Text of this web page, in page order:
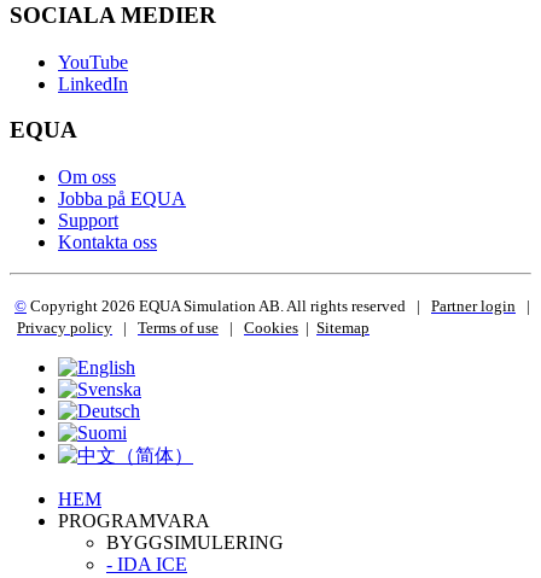
SOCIALA MEDIER
YouTube
LinkedIn
EQUA
Om oss
Jobba på EQUA
Support
Kontakta oss
© Copyright 2026 EQUA Simulation AB. All rights reserved | Partner login
|
Privacy policy | Terms of use | Cookies | Sitemap
HEM
PROGRAMVARA
BYGGSIMULERING
- IDA ICE